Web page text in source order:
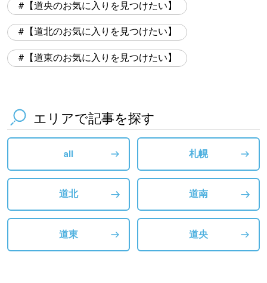
【道央のお気に入りを見つけたい】
【道北のお気に入りを見つけたい】
【道東のお気に入りを見つけたい】
エリアで記事を探す
all 札幌
道北 道南
道東 道央